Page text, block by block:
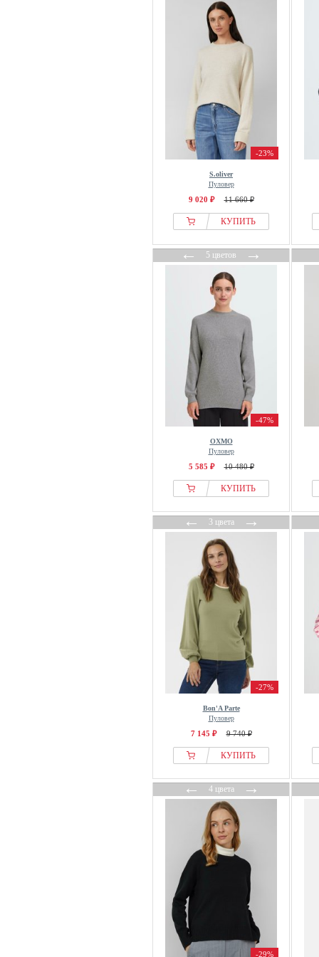
-23%
S.oliver
Пуловер
9 020 ₽ 11 660 ₽
КУПИТЬ
←5 цветов→
-47%
OXMO
Пуловер
5 585 ₽ 10 480 ₽
КУПИТЬ
←3 цвета→
-27%
Bon'A Parte
Пуловер
7 145 ₽ 9 740 ₽
КУПИТЬ
←4 цвета→
-29%